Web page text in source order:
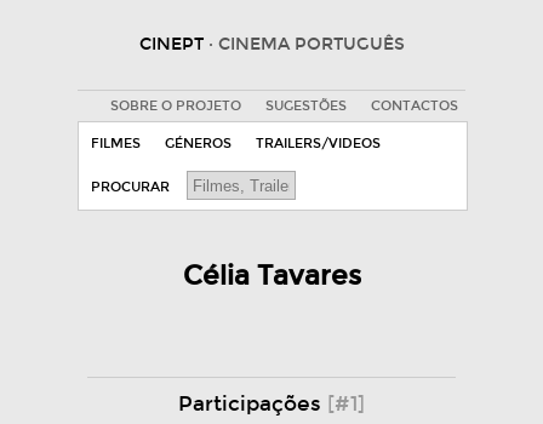
CINEPT · CINEMA PORTUGUÊS
SOBRE O PROJETO SUGESTÕES CONTACTOS
FILMES GÉNEROS TRAILERS/VIDEOS
PROCURAR
Célia Tavares
Participações [#1]